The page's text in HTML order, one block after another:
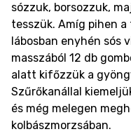
sózzuk, borsozzuk,
tesszük. Amíg pihen
lábosban enyhén
masszából 12 db
alatt kifőzzük a
Szűrőkanállal
és még melegen
kolbászmorzsában.